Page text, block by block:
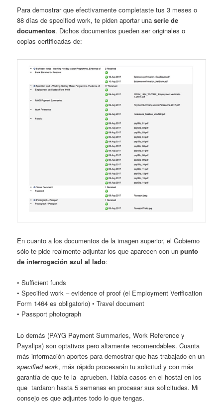
Para demostrar que efectivamente completaste tus 3 meses o
88 días de specified work, te piden aportar una serie de
documentos. Dichos documentos pueden ser originales o
copias certificadas de:
En cuanto a los documentos de la imagen superior, el Gobierno
sólo te pide realmente adjuntar los que aparecen con unpunto
de interrogación azul al lado:
• Sufficient funds
• Specified work – evidence of proof (el Employment Verification
Form 1464 es obligatorio) • Travel document
• Passport photograph
Lo demás (PAYG Payment Summaries, Work Reference y
Payslips) son optativos pero altamente recomendables. Cuanta
más información aportes para demostrar que has trabajado en un
specified work, más rápido procesarán tu solicitud y con más
garantía de que te la aprueben. Había casos en el hostal en los
que tardaron hasta 5 semanas en procesar sus solicitudes. Mi
consejo es que adjuntes todo lo que tengas.